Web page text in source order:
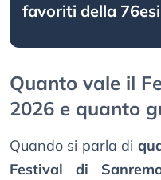
favoriti della
Quanto vale il
2026 e quanto
Quando si parla di
Festival di